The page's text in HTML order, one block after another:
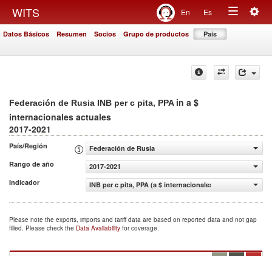
WITS En Es
Toggle
Datos Básicos Resumen Socios Grupo de productos País
Federación de Rusia INB per c pita, PPA in a $
internacionales actuales
2017-2021
País/Región
Federación de Rusia
Rango de año
2017-2021
Indicador
INB per c pita, PPA (a $ internacionales actuales)
Please note the exports, imports and tariff data are based on reported data and not gap
filled. Please check the Data Availability for coverage.